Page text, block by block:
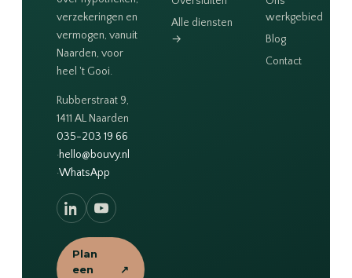
verzekeringen en
vermogen, vanuit
Naarden, voor
heel 't Gooi.
Rubberstraat 9,
1411 AL Naarden
035-203 19 66
·hello@bouvy.nl
·WhatsApp
Plan
een
↗
Alle diensten
→
werkgebied
Blog
Contact